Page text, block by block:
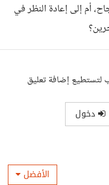
أم إلى إعادة النظر في
إضافة تعليق
دخول
الأفضل